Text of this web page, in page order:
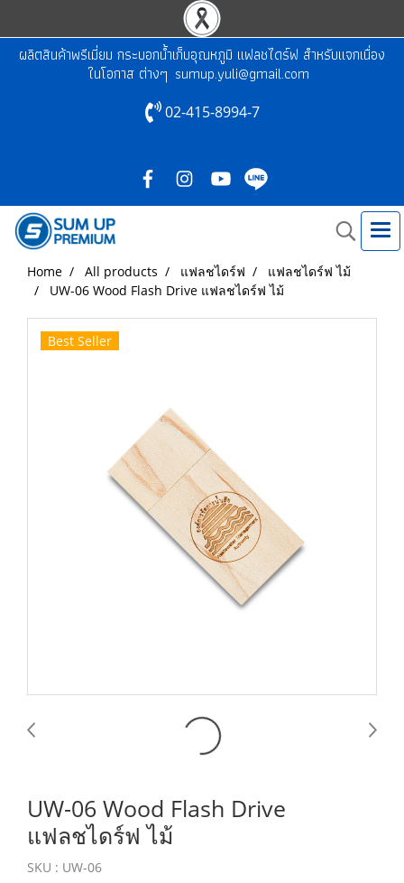
ผลิตสินค้าพรีเมี่ยม กระบอกน้ำเก็บอุณหภูมิ แฟลชไดร์ฟ สำหรับแจกเนื่อง
ในโอกาส ต่างๆ sumup.yuli@gmail.com
02-415-8994-7
Home All products แฟลชไดร์ฟ
แฟลชไดร์ฟ ไม้
UW-06 Wood Flash Drive แฟลชไดร์ฟ ไม้
Best Seller
UW-06 Wood Flash Drive
แฟลชไดร์ฟ ไม้
SKU : UW-06